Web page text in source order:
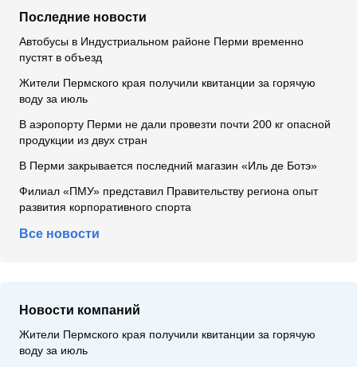
Последние новости
Автобусы в Индустриальном районе Перми временно
пустят в объезд
Жители Пермского края получили квитанции за горячую
воду за июль
В аэропорту Перми не дали провезти почти 200 кг опасной
продукции из двух стран
В Перми закрывается последний магазин «Иль де Ботэ»
Филиал «ПМУ» представил Правительству региона опыт
развития корпоративного спорта
Все новости
Новости компаний
Жители Пермского края получили квитанции за горячую
воду за июль